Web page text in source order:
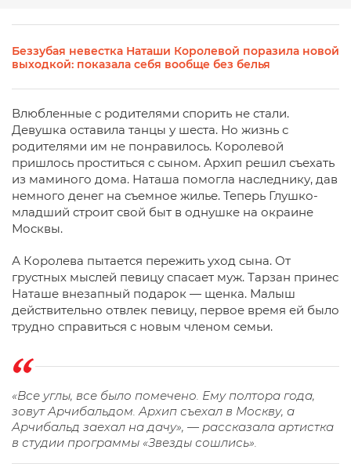
Беззубая невестка Наташи Королевой поразила новой
выходкой: показала себя вообще без белья
Влюбленные с родителями спорить не стали.
Девушка оставила танцы у шеста. Но жизнь с
родителями им не понравилось. Королевой
пришлось проститься с сыном. Архип решил съехать
из маминого дома. Наташа помогла наследнику, дав
немного денег на съемное жилье. Теперь Глушко-
младший строит свой быт в однушке на окраине
Москвы.
А Королева пытается пережить уход сына. От
грустных мыслей певицу спасает муж. Тарзан принес
Наташе внезапный подарок — щенка. Малыш
действительно отвлек певицу, первое время ей было
трудно справиться с новым членом семьи.
«Все углы, все было помечено. Ему полтора года,
зовут Арчибальдом. Архип съехал в Москву, а
Арчибальд заехал на дачу», — рассказала артистка
в студии программы «Звезды сошлись».